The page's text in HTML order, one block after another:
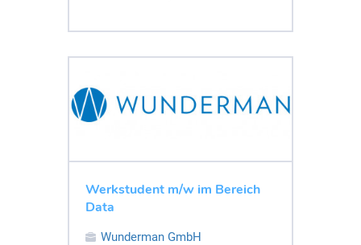
Werkstudent m/w im Bereich
Data
Wunderman GmbH